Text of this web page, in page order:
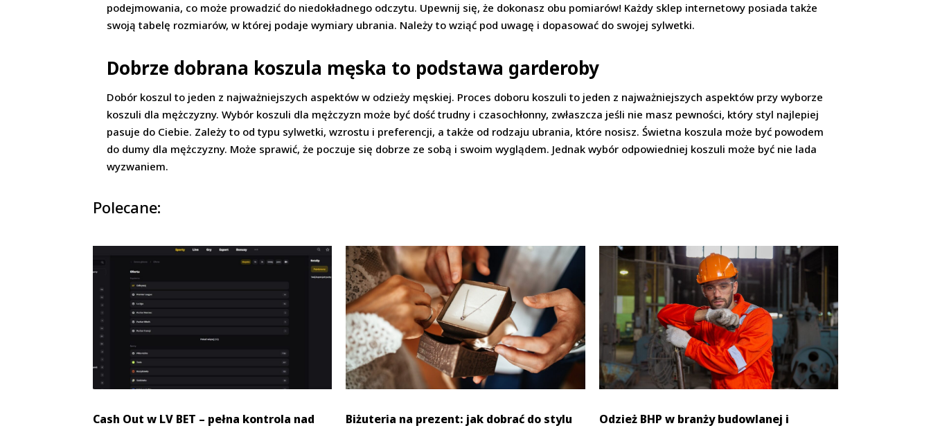
podejmowania, co może prowadzić do niedokładnego odczytu. Upewnij się, że dokonasz obu pomiarów! Każdy sklep internetowy posiada także
swoją tabelę rozmiarów, w której podaje wymiary ubrania. Należy to wziąć pod uwagę i dopasować do swojej sylwetki.
Dobrze dobrana koszula męska to podstawa garderoby
Dobór koszul to jeden z najważniejszych aspektów w odzieży męskiej. Proces doboru koszuli to jeden z najważniejszych aspektów przy wyborze
koszuli dla mężczyzny. Wybór koszuli dla mężczyzn może być dość trudny i czasochłonny, zwłaszcza jeśli nie masz pewności, który styl najlepiej
pasuje do Ciebie. Zależy to od typu sylwetki, wzrostu i preferencji, a także od rodzaju ubrania, które nosisz. Świetna koszula może być powodem
do dumy dla mężczyzny. Może sprawić, że poczuje się dobrze ze sobą i swoim wyglądem. Jednak wybór odpowiedniej koszuli może być nie lada
wyzwaniem.
Polecane:
Cash Out w LV BET – pełna kontrola nad
Biżuteria na prezent: jak dobrać do stylu
Odzież BHP w branży budowlanej i